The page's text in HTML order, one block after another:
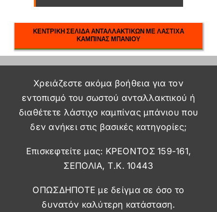
ΚΕΝΤΡΙΚΗ ΣΕΛΙΔΑ ΑΝΤΑΛΛΑΚΤΙΚΩΝ ΜΕ ΛΑΣΤΙΧΑ
ΚΑΜΠΙΝΑΣ ΜΠΑΝΙΟΥ
Χρειάζεστε ακόμα βοήθεια για τον
εντοπισμό του σωστού ανταλλακτικού ή
διαθέτετε λάστιχο καμπίνας μπάνιου που
δεν ανήκει στις βασικές κατηγορίες;
Επισκεφτείτε μας: ΚΡΕΟΝΤΟΣ 159-161,
ΣΕΠΟΛΙΑ, Τ.Κ. 10443
ΟΠΩΣΔΗΠΟΤΕ με δείγμα σε όσο το
δυνατόν καλύτερη κατάσταση.